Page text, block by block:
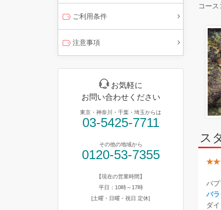
ご利用条件
注意事項
お気軽に
お問い合わせください
東京・神奈川・千葉・埼玉からは
03-5425-7711
その他の地域から
0120-53-7355
【現在の営業時間】
平日：10時～17時
[土曜・日曜・祝日 定休]
コー
ス
★★★
パ
バ
ダ